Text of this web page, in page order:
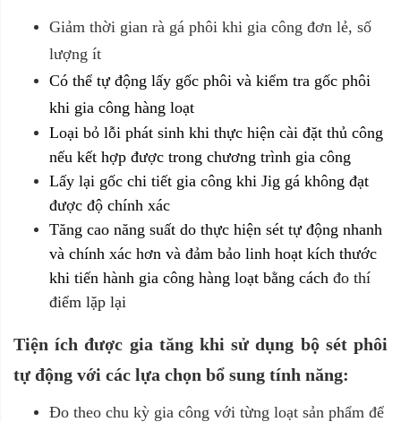
Giảm thời gian rà gá phôi khi gia công đơn lẻ, số
lượng ít
Có thể tự động lấy gốc phôi và kiểm tra gốc phôi
khi gia công hàng loạt
Loại bỏ lỗi phát sinh khi thực hiện cài đặt thủ công
nếu kết hợp được trong chương trình gia công
Lấy lại gốc chi tiết gia công khi Jig gá không đạt
được độ chính xác
Tăng cao năng suất do thực hiện sét tự động nhanh
và chính xác hơn và đảm bảo linh hoạt kích thước
khi tiến hành gia công hàng loạt bằng cách đo thí
điểm lặp lại
Tiện ích được gia tăng khi sử dụng bộ sét phôi
tự động với các lựa chọn bổ sung tính năng:
Đo theo chu kỳ gia công với từng loạt sản phẩm để